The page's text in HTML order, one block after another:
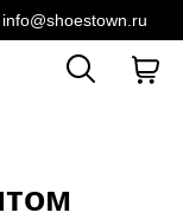
info@shoestown.ru